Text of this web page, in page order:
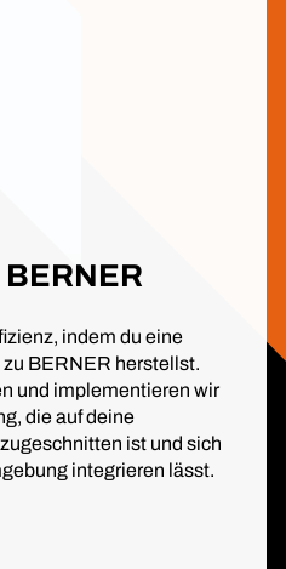
indem du eine
BERNER herstellst.
und implementieren wir
die auf deine
ist und sich
integrieren lässt.